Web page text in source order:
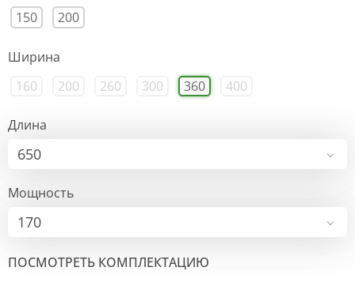
150
200
Ширина
160
200 260 300 360 400
Длина
650
Мощность
170
ПОСМОТРЕТЬ КОМПЛЕКТАЦИЮ